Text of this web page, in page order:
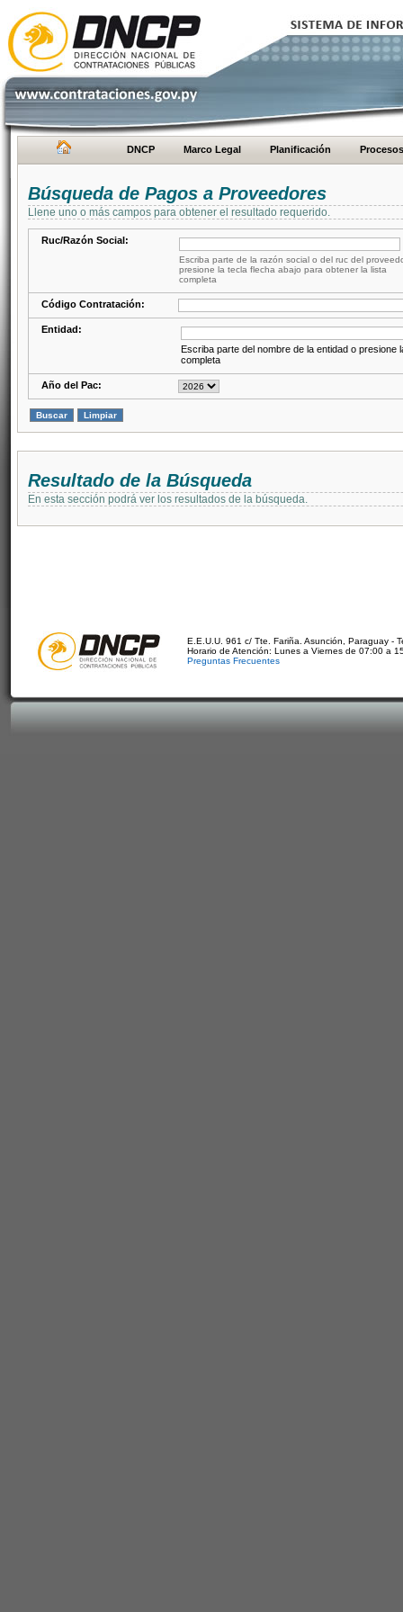
DNCP Marco Legal Planificación Procesos
Búsqueda de Pagos a Proveedores
Llene uno o más campos para obtener el resultado requerido.
Ruc/Razón Social:
Escriba parte de la razón social o del ruc del
presione la tecla flecha abajo para obtener la lista
completa
Código Contratación:
Entidad:
Escriba parte del nombre de la entidad o presione
completa
Año del Pac:
Resultado de la Búsqueda
En esta sección podrá ver los resultados de la búsqueda.
E.E.U.U. 961 c/ Tte. Fariña. Asunción, Paraguay -
Horario de Atención: Lunes a Viernes de 07:00 a
Preguntas Frecuentes